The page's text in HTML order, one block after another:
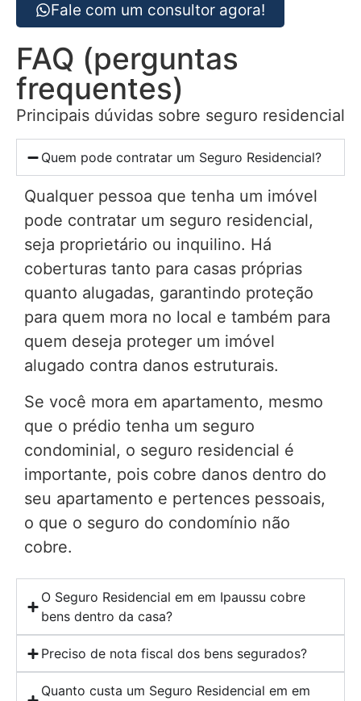
Fale com um consultor agora!
FAQ (perguntas
frequentes)
Principais dúvidas sobre seguro residencial
Quem pode contratar um Seguro Residencial?
Qualquer pessoa que tenha um imóvel
pode contratar um seguro residencial,
seja proprietário ou inquilino. Há
coberturas tanto para casas próprias
quanto alugadas, garantindo proteção
para quem mora no local e também para
quem deseja proteger um imóvel
alugado contra danos estruturais.
Se você mora em apartamento, mesmo
que o prédio tenha um seguro
condominial, o seguro residencial é
importante, pois cobre danos dentro do
seu apartamento e pertences pessoais,
o que o seguro do condomínio não
cobre.
O Seguro Residencial em em Ipaussu cobre
bens dentro da casa?
Preciso de nota fiscal dos bens segurados?
Quanto custa um Seguro Residencial em em